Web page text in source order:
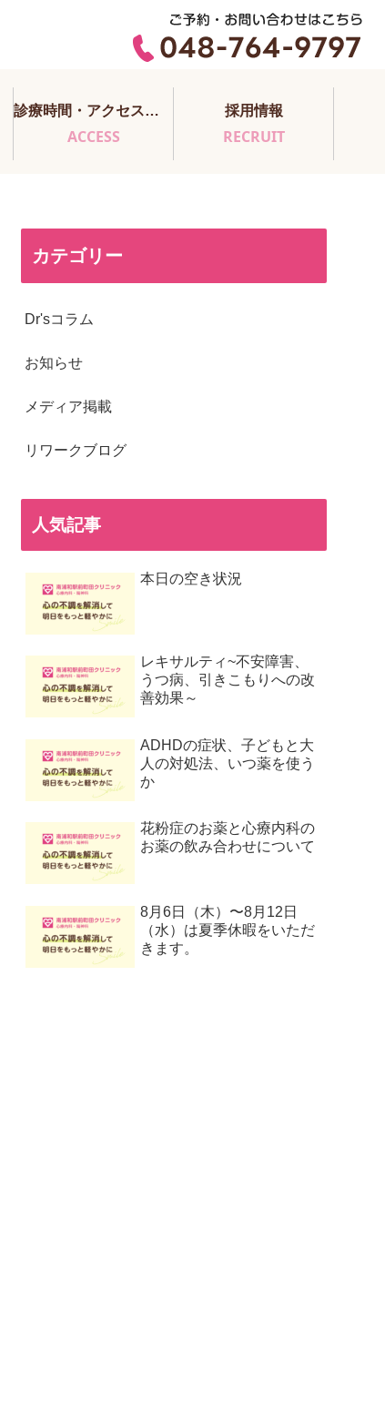
診療時間・アクセス・医師担当表
ACCESS
採用情報
RECRUIT
カテゴリー
Dr'sコラム
お知らせ
メディア掲載
リワークブログ
人気記事
本日の空き状況
レキサルティ~不安障害、
うつ病、引きこもりへの改
善効果～
ADHDの症状、子どもと大
人の対処法、いつ薬を使う
か
花粉症のお薬と心療内科の
お薬の飲み合わせについて
8月6日（木）〜8月12日
（水）は夏季休暇をいただ
きます。